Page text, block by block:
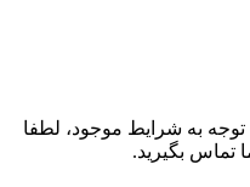
توجه به شرایط موجود، لطفا
تماس بگیرید.